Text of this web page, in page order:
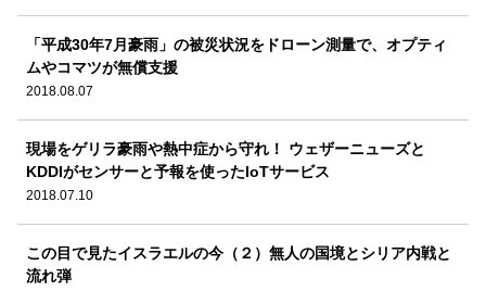
「平成30年7月豪雨」の被災状況をドローン測量で、オプティ
ムやコマツが無償支援
2018.08.07
現場をゲリラ豪雨や熱中症から守れ！ ウェザーニューズと
KDDIがセンサーと予報を使ったIoTサービス
2018.07.10
この目で見たイスラエルの今（２）無人の国境とシリア内戦と
流れ弾